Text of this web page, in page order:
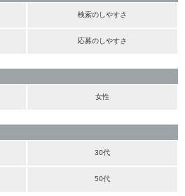
検索のしやすさ
応募のしやすさ
女性
30代
50代